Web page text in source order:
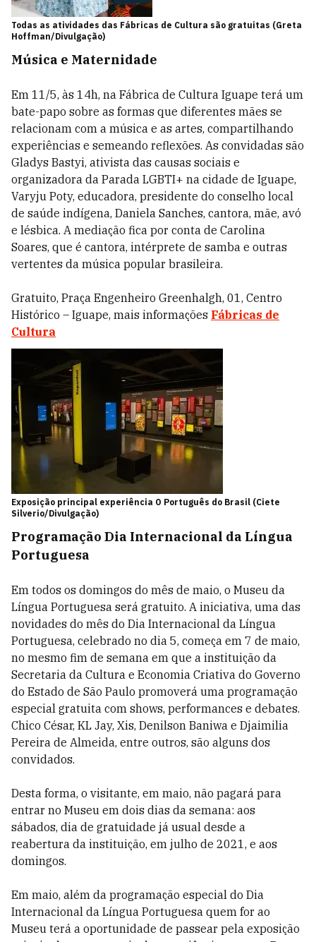
Todas as atividades das Fábricas de Cultura são gratuitas (Greta
Hoffman/Divulgação)
Música e Maternidade
Em 11/5, às 14h, na Fábrica de Cultura Iguape terá um
bate-papo sobre as formas que diferentes mães se
relacionam com a música e as artes, compartilhando
experiências e semeando reflexões. As convidadas são
Gladys Bastyi, ativista das causas sociais e
organizadora da Parada LGBTI+ na cidade de Iguape,
Varyju Poty, educadora, presidente do conselho local
de saúde indígena, Daniela Sanches, cantora, mãe, avó
e lésbica. A mediação fica por conta de Carolina
Soares, que é cantora, intérprete de samba e outras
vertentes da música popular brasileira.
Gratuito, Praça Engenheiro Greenhalgh, 01, Centro
Histórico – Iguape, mais informações Fábricas de
Cultura
Exposição principal experiência O Português do Brasil (Ciete
Silverio/Divulgação)
Programação Dia Internacional da Língua
Portuguesa
Em todos os domingos do mês de maio, o Museu da
Língua Portuguesa será gratuito. A iniciativa, uma das
novidades do mês do Dia Internacional da Língua
Portuguesa, celebrado no dia 5, começa em 7 de maio,
no mesmo fim de semana em que a instituição da
Secretaria da Cultura e Economia Criativa do Governo
do Estado de São Paulo promoverá uma programação
especial gratuita com shows, performances e debates.
Chico César, KL Jay, Xis, Denilson Baniwa e Djaimilia
Pereira de Almeida, entre outros, são alguns dos
convidados.
Desta forma, o visitante, em maio, não pagará para
entrar no Museu em dois dias da semana: aos
sábados, dia de gratuidade já usual desde a
reabertura da instituição, em julho de 2021, e aos
domingos.
Em maio, além da programação especial do Dia
Internacional da Língua Portuguesa quem for ao
Museu terá a oportunidade de passear pela exposição